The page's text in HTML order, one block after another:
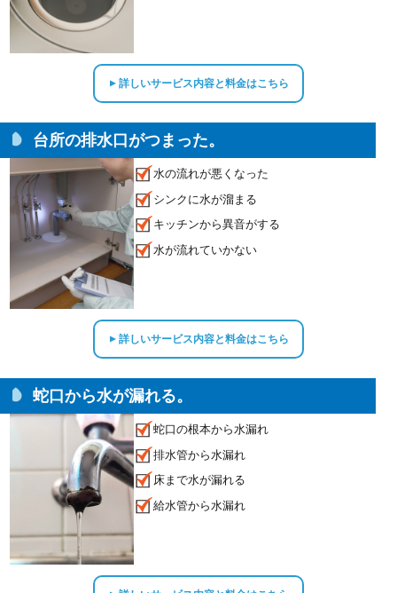
▲詳しいサービス内容と料金はこちら
台所の排水口がつまった。
水の流れが悪くなった
シンクに水が溜まる
キッチンから異音がする
水が流れていかない
▲詳しいサービス内容と料金はこちら
蛇口から水が漏れる。
蛇口の根本から水漏れ
排水管から水漏れ
床まで水が漏れる
給水管から水漏れ